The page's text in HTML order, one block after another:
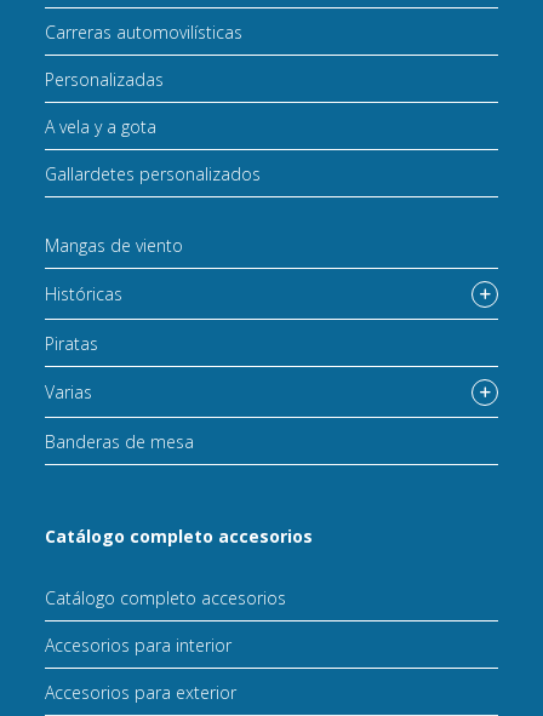
Carreras automovilísticas
Personalizadas
A vela y a gota
Gallardetes personalizados
Mangas de viento
Históricas
Piratas
Varias
Banderas de mesa
Catálogo completo accesorios
Catálogo completo accesorios
Accesorios para interior
Accesorios para exterior